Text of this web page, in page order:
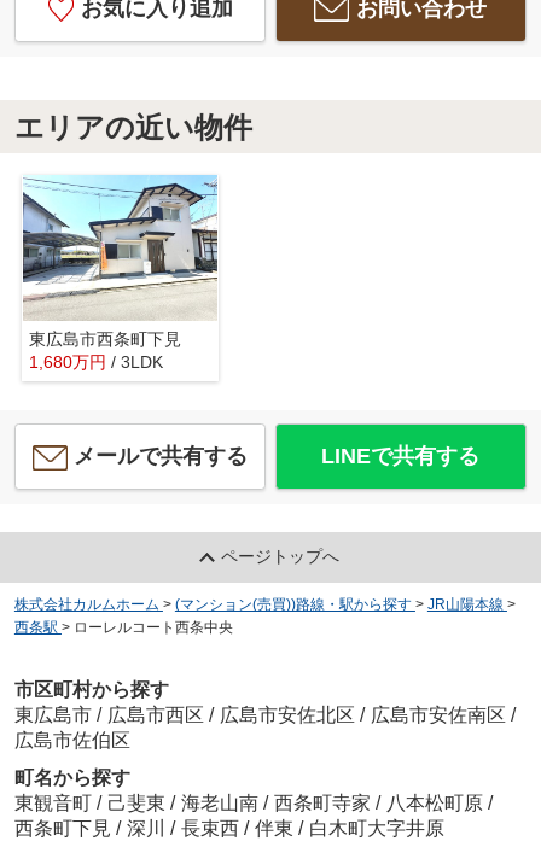
お気に入り追加 お問い合わせ
エリアの近い物件
東広島市西条町下見
1,680万円 / 3LDK
メールで共有する LINEで共有する
ページトップへ
株式会社カルムホーム > (マンション(売買))路線・駅から探す > JR山陽本線 >
西条駅 > ローレルコート西条中央
市区町村から探す
東広島市 / 広島市西区 / 広島市安佐北区 / 広島市安佐南区 /
広島市佐伯区
町名から探す
東観音町 / 己斐東 / 海老山南 / 西条町寺家 / 八本松町原 /
西条町下見 / 深川 / 長束西 / 伴東 / 白木町大字井原